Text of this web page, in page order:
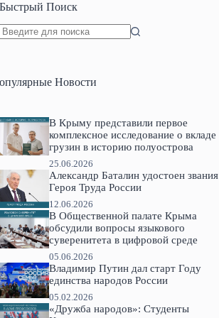
Быстрый Поиск
Новости
В Крыму представили первое
комплексное исследование о вкладе
грузин в историю полуострова
25.06.2026
Александр Баталин удостоен звания
Героя Труда России
12.06.2026
В Общественной палате Крыма
обсудили вопросы языкового
суверенитета в цифровой среде
05.06.2026
Владимир Путин дал старт Году
единства народов России
05.02.2026
«Дружба народов»: Студенты